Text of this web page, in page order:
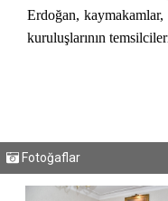
Erdoğan,
kuruluşlarının
Fotoğaflar